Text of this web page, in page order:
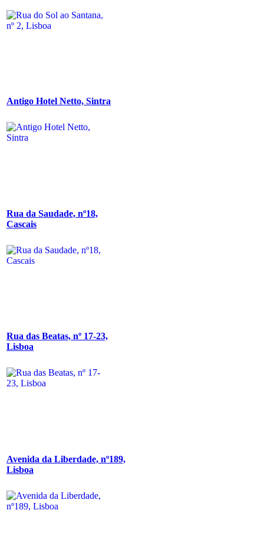
Antigo Hotel Netto, Sintra
Rua da Saudade, nº18,
Cascais
Rua das Beatas, nº 17-23,
Lisboa
Avenida da Liberdade, nº189,
Lisboa